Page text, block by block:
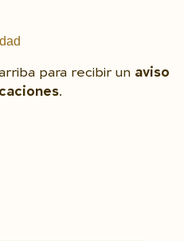
para recibir un aviso
.